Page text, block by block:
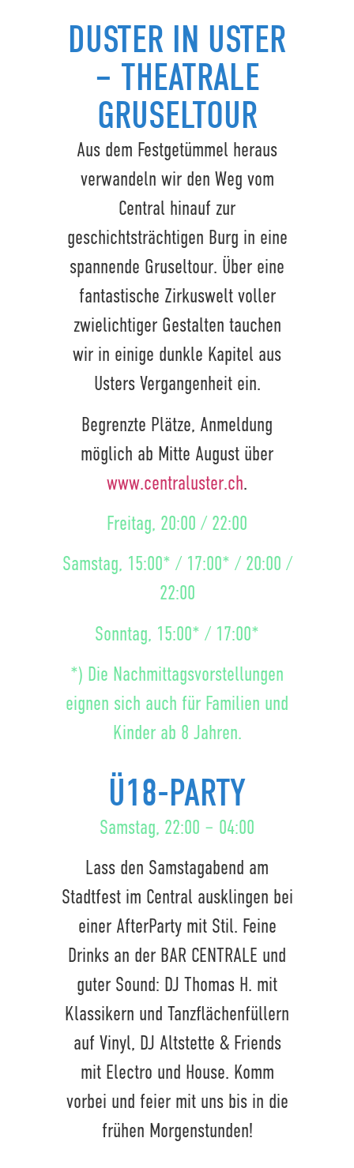
DUSTER IN USTER
– THEATRALE
GRUSELTOUR
Aus dem Festgetümmel heraus
verwandeln wir den Weg vom
Central hinauf zur
geschichtsträchtigen Burg in eine
spannende Gruseltour. Über eine
fantastische Zirkuswelt voller
zwielichtiger Gestalten tauchen
wir in einige dunkle Kapitel aus
Usters Vergangenheit ein.
Begrenzte Plätze, Anmeldung
möglich ab Mitte August über
www.centraluster.ch.
Freitag, 20:00 / 22:00
Samstag, 15:00* / 17:00* / 20:00 /
22:00
Sonntag, 15:00* / 17:00*
*) Die Nachmittagsvorstellungen
eignen sich auch für Familien und
Kinder ab 8 Jahren.
Ü18-PARTY
Samstag, 22:00 – 04:00
Lass den Samstagabend am
Stadtfest im Central ausklingen bei
einer AfterParty mit Stil. Feine
Drinks an der BAR CENTRALE und
guter Sound: DJ Thomas H. mit
Klassikern und Tanzflächenfüllern
auf Vinyl, DJ Altstette & Friends
mit Electro und House. Komm
vorbei und feier mit uns bis in die
frühen Morgenstunden!